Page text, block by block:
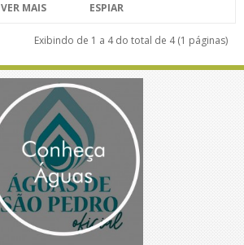
VER MAIS ESPIAR
Exibindo de 1 a 4 do total de 4 (1 páginas)